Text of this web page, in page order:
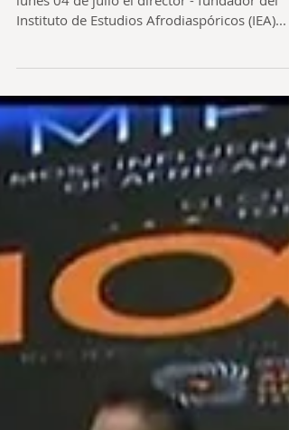
Caracas DC - Venezuela 04/jul/2017 El pasado
Instituto de Estudios Afrodiaspóricos (IEA)...